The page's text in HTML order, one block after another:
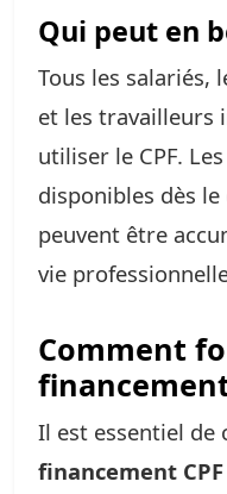
Qui peut en
Tous les salariés,
et les travailleurs
utiliser le CPF.
disponibles dès
peuvent être
vie
Comment
financement
Il est essentiel de
financement CPF